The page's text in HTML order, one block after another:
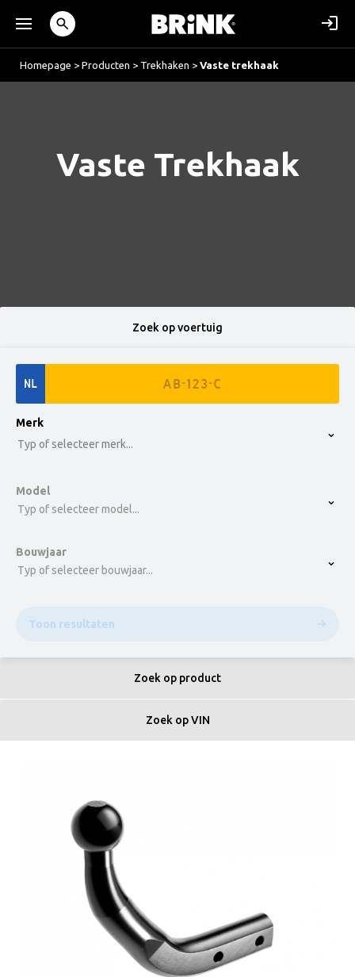
Homepage > Producten > Trekhaken > Vaste trekhaak
Vaste Trekhaak
Zoek op voertuig
NL
option , selected.
Merk
Typ of selecteer merk...
Model
Typ of selecteer model...
Bouwjaar
Typ of selecteer bouwjaar...
Toon resultaten
Zoek op product
Zoek op VIN